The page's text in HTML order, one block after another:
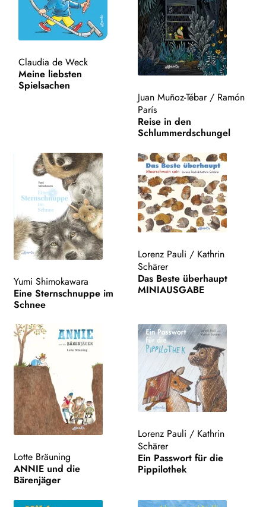
Kampa Bunt
Ostern
Materialien
AUTOR*INNEN
ILLUSTRATOR*INNEN
LESUNGEN
VERLAG
HANDEL
LIZENZEN | FOREIGN RIGHTS
NEWSLETTER
WEITERE VERLAGE
Claudia de Weck
Meine liebsten
Spielsachen
Juan Muñoz-Tébar/ Ramón
París
Reise in den
Schlummerdschungel
Yumi Shimokawara
Eine Sternschnuppe im
Schnee
Lorenz Pauli / Kathrin
Schärer
Das Beste überhaupt
MINIAUSGABE
Lotte Bräuning
ANNIE und die
Bärenjäger
Lorenz Pauli / Kathrin
Schärer
Ein Passwort für die
Pippilothek